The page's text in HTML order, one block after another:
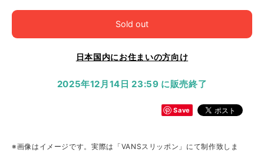
Sold out
日本国内にお住まいの方向け
2025年12月14日 23:59 に販売終了
Save
※画像はイメージです。実際は「VANSスリッポン」にて制作致しま